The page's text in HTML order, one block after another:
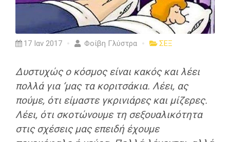
17 Ιαν 2017 Φοίβη Γλύστρα ΣΕΞ
Δυστυχώς ο κόσμος είναι κακός και λέει
πολλά για ‘μας τα κοριτσάκια. Λέει, ας
πούμε, ότι είμαστε γκρινιάρες και μίζερες.
Λέει, ότι σκοτώνουμε τη σεξουαλικότητα
στις σχέσεις μας επειδή έχουμε